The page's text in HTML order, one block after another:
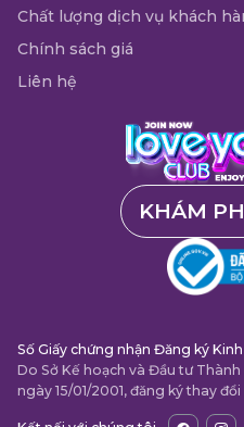
Chất lượng dịch vụ khách
Chính sách giá
Liên hệ
KHÁM
Số Giấy chứng nhận Đăng ký
Do Sở Kế hoạch và Đầu tư Thành
ngày 15/01/2001, đăng ký thay